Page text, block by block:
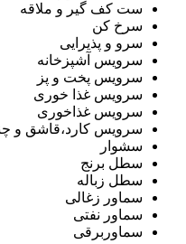
ست کف گیر و ملاقه
سرخ کن
سرو و پذیرایی
سرویس آشپزخانه
سرویس پخت و پز
سرویس غذا خوری
سرویس غذاخوری
سرویس کارد،قاشق و
سشوار
سطل برنج
سطل زباله
سماور زغالی
سماور نفتی
سماوربرقی